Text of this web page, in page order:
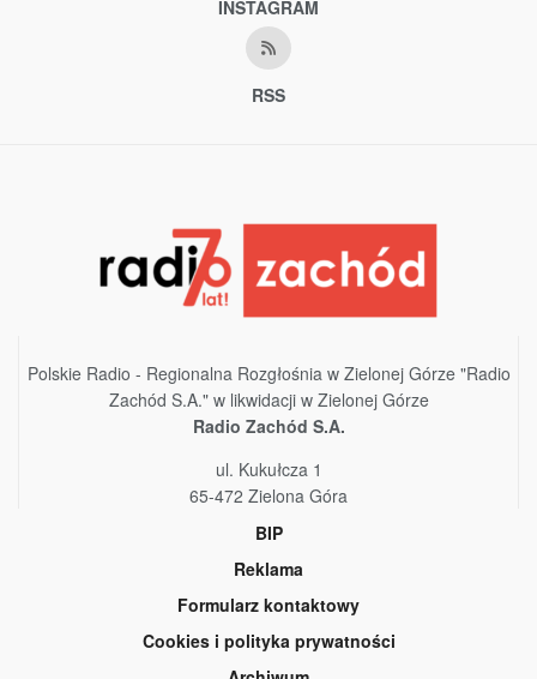
INSTAGRAM
RSS
Polskie Radio - Regionalna Rozgłośnia w Zielonej Górze "Radio
Zachód S.A." w likwidacji w Zielonej Górze
Radio Zachód S.A.
ul. Kukułcza 1
65-472 Zielona Góra
BIP
Reklama
Formularz kontaktowy
Cookies i polityka prywatności